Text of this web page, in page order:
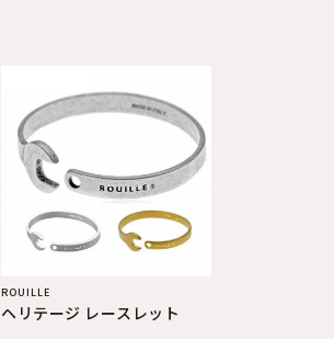
ROUILLE
ヘリテージ レースレット